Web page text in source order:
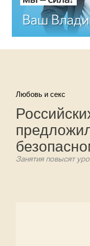
Любовь и секс
Занятия повысят